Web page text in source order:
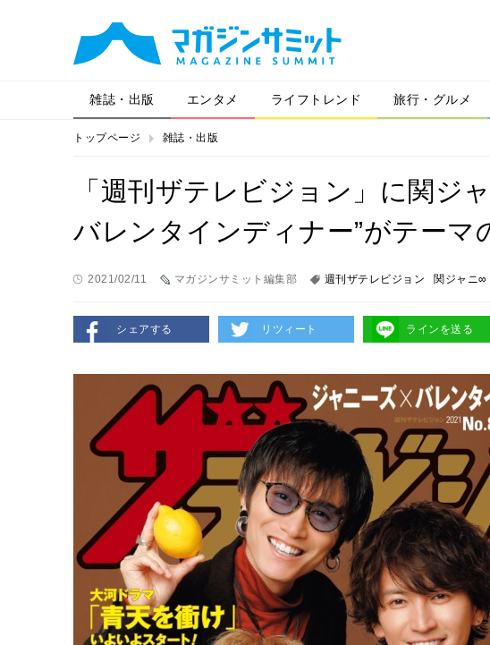
雑誌・出版 エンタメ ライフトレンド 旅行・グルメ
トップページ 雑誌・出版
「週刊ザテレビジョン」に関ジ
バレンタインディナー”がテーマ
2021/02/11 マガジンサミット編集部 週刊ザテレビジョン 関ジャニ∞
シェアする リツィート ラインを送る